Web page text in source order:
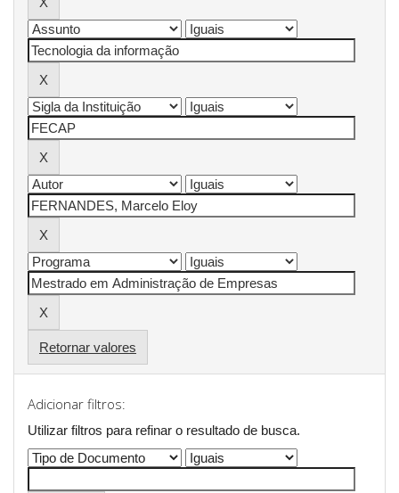
Retornar valores
Adicionar filtros:
Utilizar filtros para refinar o resultado de busca.